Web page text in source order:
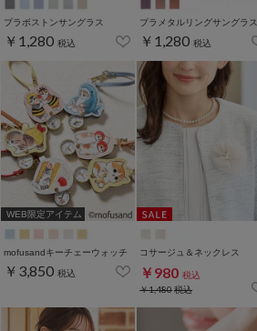
プラボストンサングラス
￥1,280 税込
プラメタルリングサングラス
￥1,280 税込
WEB限定アイテム
mofusandキーチェーウォッチ
￥3,850 税込
コサージュ＆ネックレス
￥980 税込
￥1,480税込